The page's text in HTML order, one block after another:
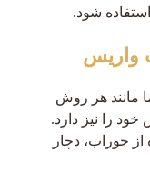
شود.
واریس
مانند هر روش
را نیز دارد.
جوراب، دچار